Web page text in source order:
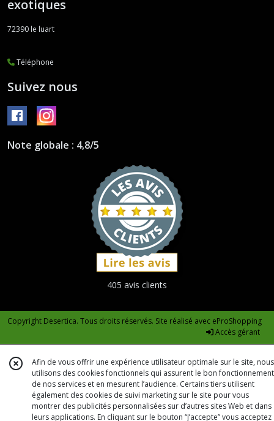
exotiques
72390 le luart
Téléphone
Suivez nous
Note globale : 4,8/5
405 avis clients
Copyright Desertica. Tous droits réservés. Site réalisé avec eProShopping
Accès gérant
Afin de vous offrir une expérience utilisateur optimale sur le site, nous
utilisons des cookies fonctionnels qui assurent le bon fonctionnement
de nos services et en mesurent l’audience. Certains tiers utilisent
également des cookies de suivi marketing sur le site pour vous
montrer des publicités personnalisées sur d’autres sites Web et dans
leurs applications. En cliquant sur le bouton “J’accepte” vous acceptez